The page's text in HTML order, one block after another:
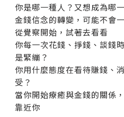
你是哪一種人？又想成為哪
金錢信念的轉變，可能不會
從覺察開始，試著去看看
你每一次花錢、掙錢、談錢
是緊繃？
你用什麼態度在看待賺錢、
受？
當你開始療癒與金錢的關係
靠近你